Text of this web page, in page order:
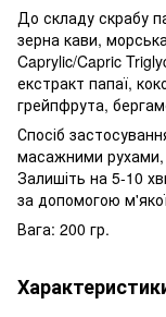
До складу скрабу
зерна кави,
Caprylic/Capric
екстракт папаї,
грейпфрута,
Спосіб
масажними рухами,
Залишіть на 5-10
за допомогою
Вага: 200 гр.